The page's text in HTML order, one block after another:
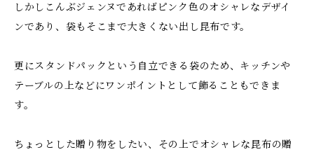
しかしこんぶジェンヌであればピンク色のオシャレなデザイ
ンであり、袋もそこまで大きくない出し昆布です。
更にスタンドパックという自立できる袋のため、キッチンや
テーブルの上などにワンポイントとして飾ることもできま
す。
ちょっとした贈り物をしたい、その上でオシャレな昆布の贈